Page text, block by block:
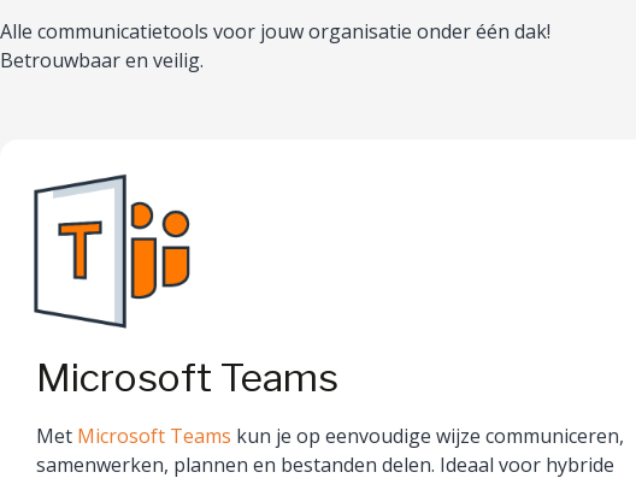
Alle communicatietools voor jouw organisatie onder één dak!
Betrouwbaar en veilig.
Microsoft Teams
Met Microsoft Teams kun je op eenvoudige wijze communiceren,
samenwerken, plannen en bestanden delen. Ideaal voor hybride